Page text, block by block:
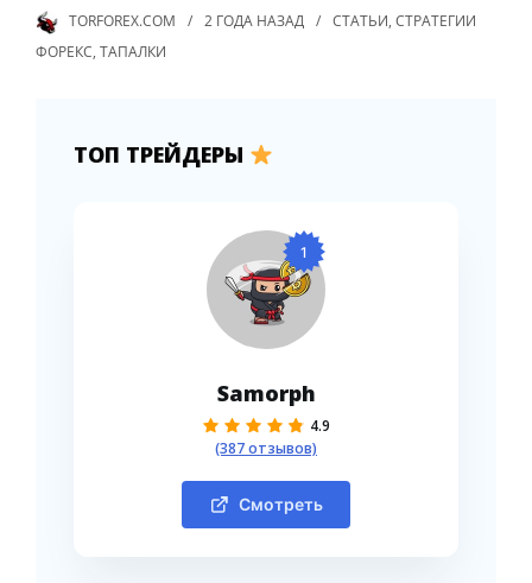
TORFOREX.COM 2 ГОДА НАЗАД СТАТЬИ, СТРАТЕГИИ
ФОРЕКС, ТАПАЛКИ
ТОП ТРЕЙДЕРЫ
1
Samorph
4.9
(387 отзывов)
Смотреть